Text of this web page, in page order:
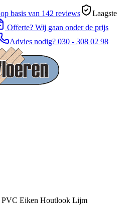
op basis van 142 reviews
Laagste
Offerte? Wij gaan onder de prijs
Advies nodig? 030 - 308 02 98
PVC Eiken Houtlook Lijm